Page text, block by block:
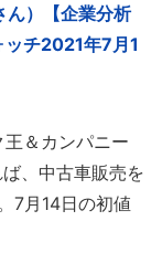
ん）【企業分析
チ2021年7月1
＆カンパニー
、中古車販売を
7月14日の初値